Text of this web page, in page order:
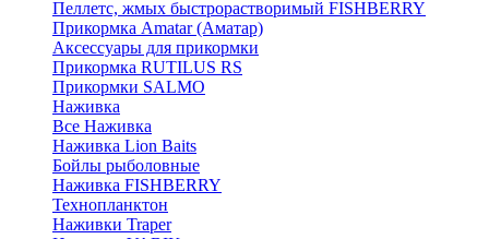
Пеллетс, жмых быстрорастворимый FISHBERRY
Прикормка Amatar (Аматар)
Аксессуары для прикормки
Прикормка RUTILUS RS
Прикормки SALMO
Наживка
Все Наживка
Наживка Lion Baits
Бойлы рыболовные
Наживка FISHBERRY
Технопланктон
Наживки Traper